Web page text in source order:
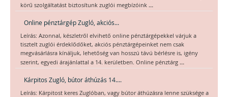
körű szolgáltatást biztosítunk zuglói megbízóink ...
Online pénztárgép Zugló, akciós...
Leírás: Azonnal, készletről elvihető online pénztárgépekkel várjuk a
tisztelt zuglói érdeklődőket, akciós pénztárgépeinket nem csak
megvásárlásra kínáljuk, lehetőség van hosszú távú bérlésre is, igény
szerint, egyedi árajánlattal a 14. kerületben. Online pénztárg ...
Kárpitos Zugló, bútor áthúzás 14....
Leírás: Kárpitost keres Zuglóban, vagy bútor áthúzásra lenne szüksége a